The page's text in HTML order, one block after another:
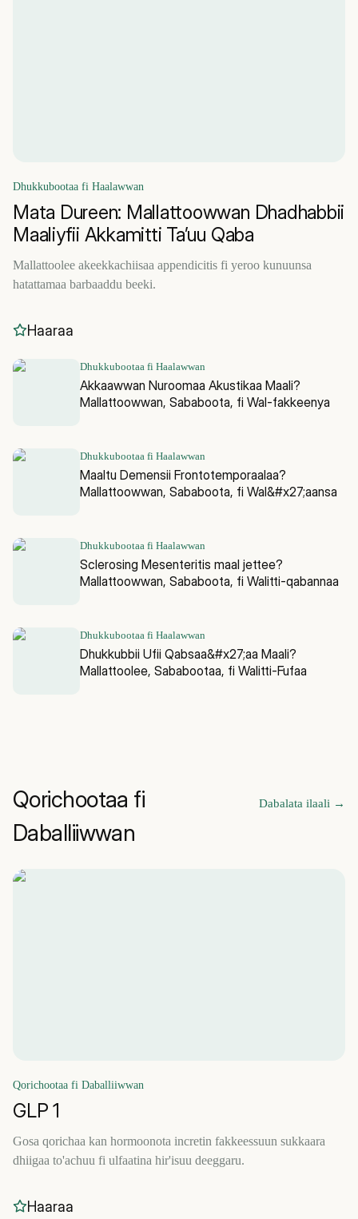
Dhukkubootaa fi Haalawwan
Mata Dureen: Mallattoowwan Dhadhabbii
Maaliyfii Akkamitti Ta’uu Qaba
Mallattoolee akeekkachiisaa appendicitis fi yeroo kunuunsa
hatattamaa barbaaddu beeki.
Haaraa
Dhukkubootaa fi Haalawwan
Akkaawwan Nuroomaa Akustikaa Maali?
Mallattoowwan, Sababoota, fi Wal-fakkeenya
Dhukkubootaa fi Haalawwan
Maaltu Demensii Frontotemporaalaa?
Mallattoowwan, Sababoota, fi Wal&#x27;aansa
Dhukkubootaa fi Haalawwan
Sclerosing Mesenteritis maal jettee?
Mallattoowwan, Sababoota, fi Walitti-qabannaa
Dhukkubootaa fi Haalawwan
Dhukkubbii Ufii Qabsaa&#x27;aa Maali?
Mallattoolee, Sababootaa, fi Walitti-Fufaa
Qorichootaa fi
Daballiiwwan
Dabalata ilaali →
Qorichootaa fi Daballiiwwan
GLP 1
Gosa qorichaa kan hormoonota incretin fakkeessuun sukkaara
dhiigaa to'achuu fi ulfaatina hir'isuu deeggaru.
Haaraa